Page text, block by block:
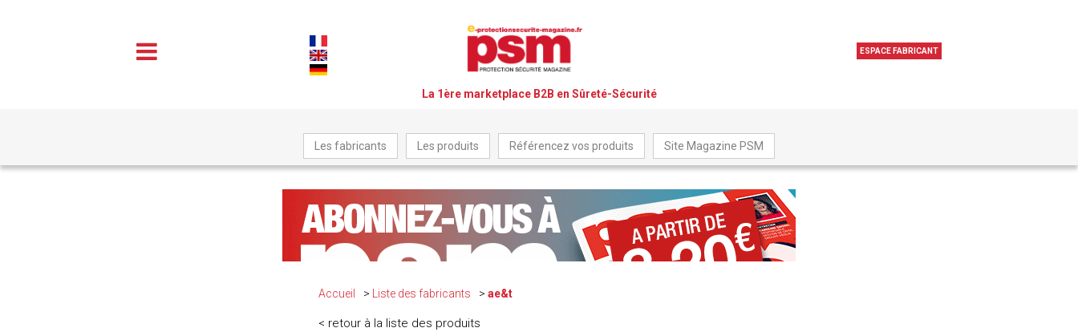
ESPACE FABRICANT
La 1ère marketplace B2B en Sûreté-Sécurité
Les fabricants Les produits Référencez vos produits Site Magazine PSM
Accueil Liste des fabricants ae&t
< retour à la liste des produits